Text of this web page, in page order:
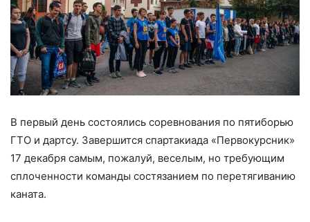
В первый день состоялись соревнования по пятиборью
ГТО и дартсу. Завершится спартакиада «Первокурсник»
17 декабря самым, пожалуй, веселым, но требующим
сплоченности команды состязанием по перетягиванию
каната.